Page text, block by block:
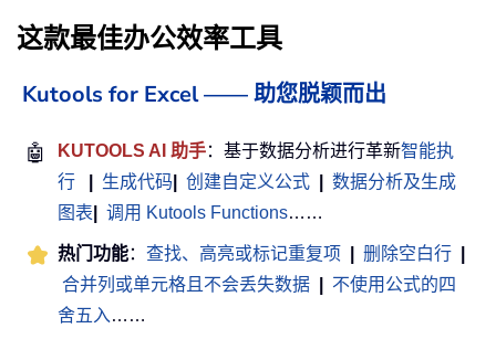
这款最佳办公效率工具
Kutools for Excel —— 助您脱颖而出
🤖 KUTOOLS AI 助手：基于数据分析进行革新智能执
行
生成代码 创建自定义公式
数据分析及生成
图表
调用 Kutools Functions……
热门功能： 查找、高亮或标记重复项 删除空白行
合并列或单元格且不会丢失数据
不使用公式的四
舍五入 ……